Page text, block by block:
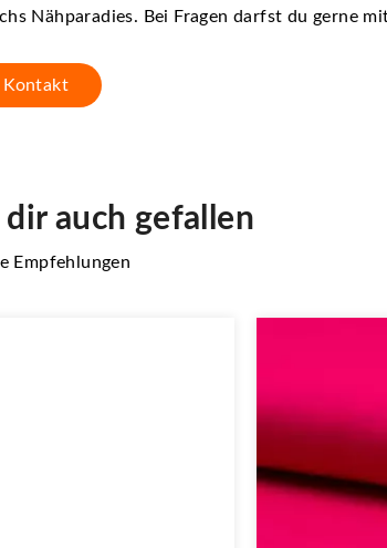
Nähparadies. Bei Fragen darfst du gerne
Kontakt
dir auch gefallen
Empfehlungen